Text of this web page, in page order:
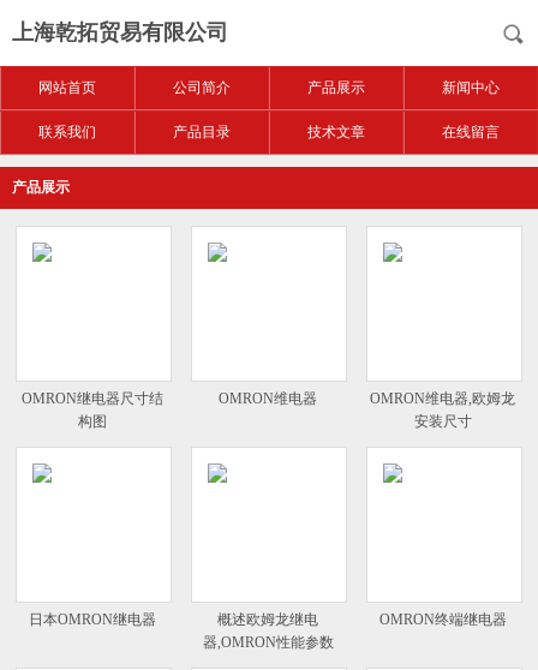
上海乾拓贸易有限公司
网站首页 公司简介 产品展示 新闻中心
联系我们 产品目录 技术文章 在线留言
产品展示
OMRON继电器尺寸结
构图
OMRON维电器
OMRON维电器,欧姆龙
安装尺寸
日本OMRON继电器
概述欧姆龙继电
器,OMRON性能参数
OMRON终端继电器